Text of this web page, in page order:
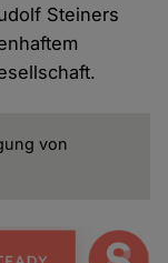
Steiners
von